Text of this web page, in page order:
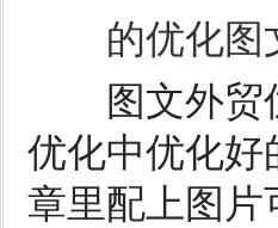
的优化图文
图文外贸优
优化中优化好
章里配上图片